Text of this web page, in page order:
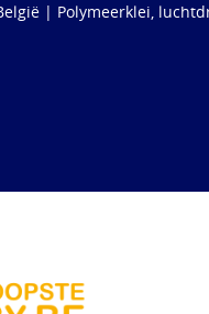
| Polymeerklei,